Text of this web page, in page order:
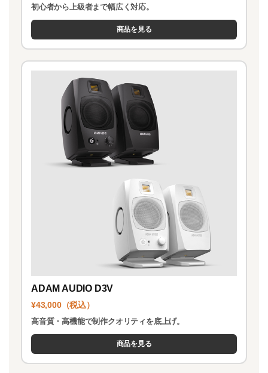
初心者から上級者まで幅広く対応。
商品を見る
ADAM AUDIO D3V
¥43,000（税込）
高音質・高機能で制作クオリティを底上げ。
商品を見る